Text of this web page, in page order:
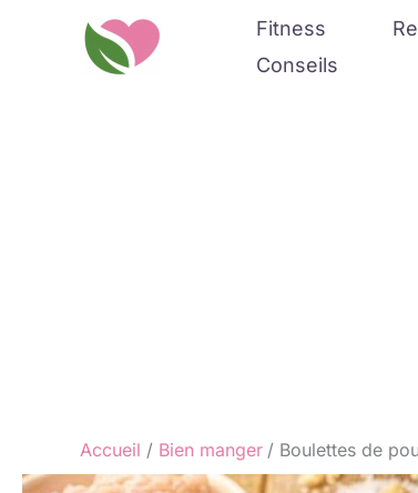
Fitness
Conseils
Accueil Bien manger Boulettes de